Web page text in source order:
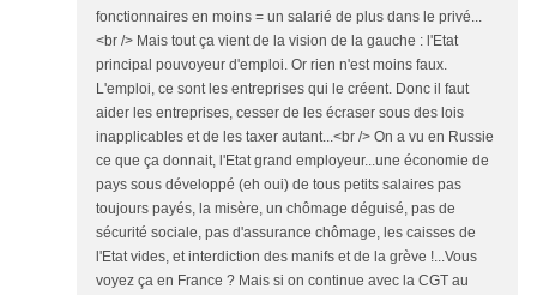
fonctionnaires en moins = un salarié de plus dans le privé...
<br /> Mais tout ça vient de la vision de la gauche : l'Etat
principal pouvoyeur d'emploi. Or rien n'est moins faux.
L'emploi, ce sont les entreprises qui le créent. Donc il faut
aider les entreprises, cesser de les écraser sous des lois
inapplicables et de les taxer autant...<br /> On a vu en Russie
ce que ça donnait, l'Etat grand employeur...une économie de
pays sous développé (eh oui) de tous petits salaires pas
toujours payés, la misère, un chômage déguisé, pas de
sécurité sociale, pas d'assurance chômage, les caisses de
l'Etat vides, et interdiction des manifs et de la grève !...Vous
voyez ça en France ? Mais si on continue avec la CGT au